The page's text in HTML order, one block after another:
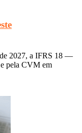
2027, a IFRS 18 —
pela CVM em